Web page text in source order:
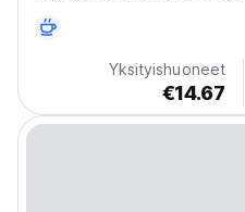
olevista hotelleista.
Yksityishuoneet
€14.67